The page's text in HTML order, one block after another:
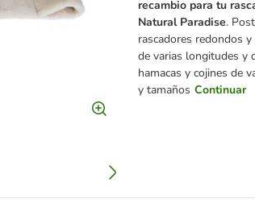
recambio para tu
Natural Paradise.
rascadores redondos y
de varias longitudes y
hamacas y cojines de
y tamaños Continuar